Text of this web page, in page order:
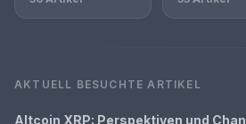
AKTUELL BESUCHTE ARTIKEL
Altcoin XRP: Perspektiven und